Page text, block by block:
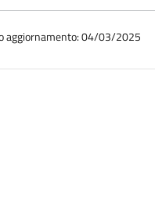
aggiornamento: 04/03/2025